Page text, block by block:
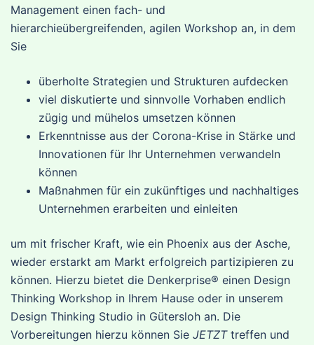
Management einen fach- und
hierarchieübergreifenden, agilen Workshop an, in dem
Sie
überholte Strategien und Strukturen aufdecken
viel diskutierte und sinnvolle Vorhaben endlich
zügig und mühelos umsetzen können
Erkenntnisse aus der Corona-Krise in Stärke und
Innovationen für Ihr Unternehmen verwandeln
können
Maßnahmen für ein zukünftiges und nachhaltiges
Unternehmen erarbeiten und einleiten
um mit frischer Kraft, wie ein Phoenix aus der Asche,
wieder erstarkt am Markt erfolgreich partizipieren zu
können. Hierzu bietet die Denkerprise® einen Design
Thinking Workshop in Ihrem Hause oder in unserem
Design Thinking Studio in Gütersloh an. Die
Vorbereitungen hierzu können Sie JETZTtreffen und